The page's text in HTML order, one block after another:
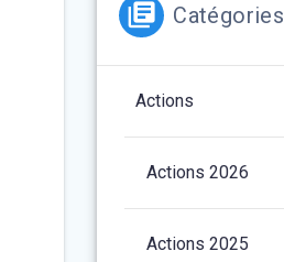
Catégories
Actions
Actions 2026
Actions 2025